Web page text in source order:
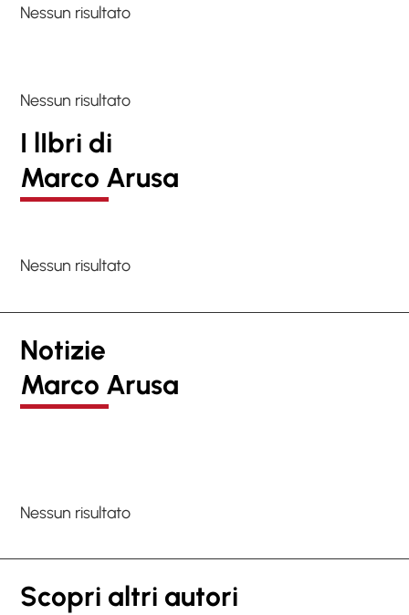
Nessun risultato
Nessun risultato
I lIbri di
Marco Arusa
Nessun risultato
Notizie
Marco Arusa
Nessun risultato
Scopri altri autori